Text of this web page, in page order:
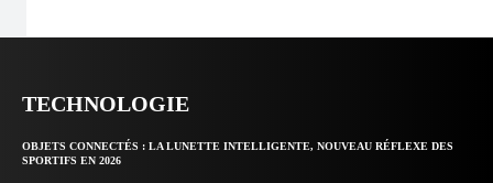
TECHNOLOGIE
OBJETS CONNECTÉS : LA LUNETTE INTELLIGENTE, NOUVEAU RÉFLEXE DES
SPORTIFS EN 2026